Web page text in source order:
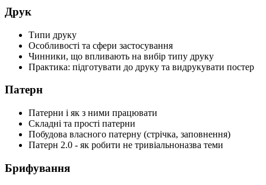
Друк
Типи друку
Особливості та сфери застосування
Чинники, що впливають на вибір типу друку
Практика: підготувати до друку та видрукувати постер
Патерн
Патерни і як з ними працювати
Складні та прості патерни
Побудова власного патерну (стрічка, заповнення)
Патерн 2.0 - як робити не тривіальноназва теми
Брифування